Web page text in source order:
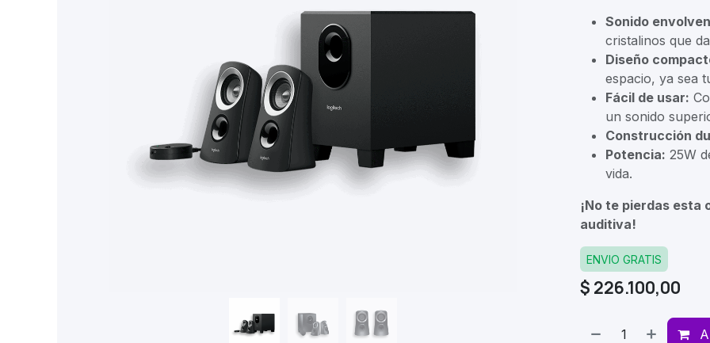
Sonido
cristalinos que
Diseño
espacio, ya sea
Fácil de usar:
un sonido
Construcción
Potencia: 25W
vida.
¡No te pierdas
auditiva!
ENVIO GRATIS
$ 226.100,00